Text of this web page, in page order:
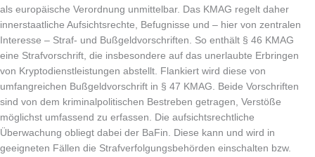
als europäische Verordnung unmittelbar. Das KMAG regelt daher
innerstaatliche Aufsichtsrechte, Befugnisse und – hier von zentralen
Interesse – Straf- und Bußgeldvorschriften. So enthält § 46 KMAG
eine Strafvorschrift, die insbesondere auf das unerlaubte Erbringen
von Kryptodienstleistungen abstellt. Flankiert wird diese von
umfangreichen Bußgeldvorschrift in § 47 KMAG. Beide Vorschriften
sind von dem kriminalpolitischen Bestreben getragen, Verstöße
möglichst umfassend zu erfassen. Die aufsichtsrechtliche
Überwachung obliegt dabei der BaFin. Diese kann und wird in
geeigneten Fällen die Strafverfolgungsbehörden einschalten bzw.